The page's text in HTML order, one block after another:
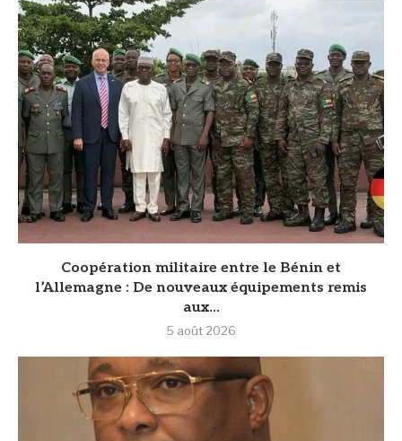
Coopération militaire entre le Bénin et
l’Allemagne : De nouveaux équipements remis
aux...
5 août 2026